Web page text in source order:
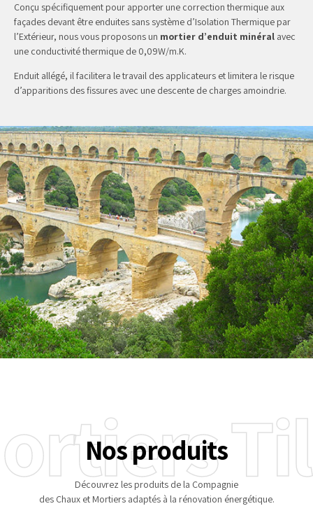
Conçu spécifiquement pour apporter une correction thermique aux
façades devant être enduites sans système d’Isolation Thermique par
l’Extérieur, nous vous proposons un mortier d’enduit minéral avec
une conductivité thermique de 0,09W/m.K.
Enduit allégé, il facilitera le travail des applicateurs et limitera le risque
d’apparitions des fissures avec une descente de charges amoindrie.
Nos produits
Découvrez les produits de la Compagnie
des Chaux et Mortiers adaptés à la rénovation énergétique.